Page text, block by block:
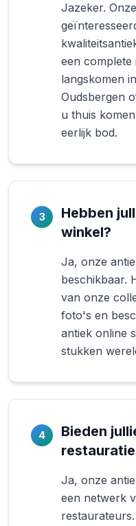
Jazeker.
een
langskomen
Oudsbergen
u thuis
eerlijk bod.
3
Hebben
winkel?
Ja, onze
beschikbaar.
van onze
foto's en
antiek online
stukken
4
Bieden
Ja, onze
een netwerk